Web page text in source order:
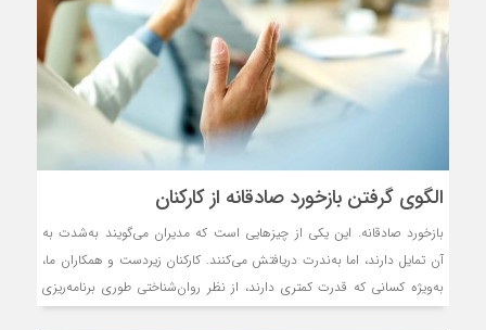
الگوی گرفتن بازخورد صادقانه از کارکنان
بازخورد صادقانه. این یکی از چیزهایی است که مدیران می‌گویند به‌شدت به
آن تمایل دارند، اما به‌ندرت دریافتش می‌کنند. کارکنان زیردست و همکاران ما،
به‌ویژه کسانی که قدرت کمتری دارند، از نظر روان‌شناختی طوری برنامه‌ریزی